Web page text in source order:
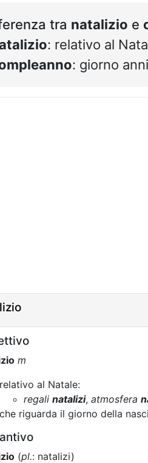
tra natalizio e
: relativo al
: giorno
m
relativo al Natale:
regali natalizi, atmosfera
che riguarda il giorno della
(pl.: natalizi)